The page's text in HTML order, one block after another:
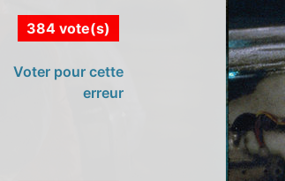
384 vote(s)
Voter pour cette
erreur